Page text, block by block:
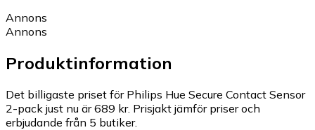
Annons
Annons
Produktinformation
Det billigaste priset för Philips Hue Secure Contact Sensor
2-pack just nu är 689 kr. Prisjakt jämför priser och
erbjudande från 5 butiker.